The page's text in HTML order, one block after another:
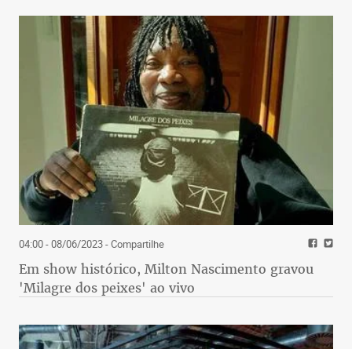
04:00 - 08/06/2023- Compartilhe
Em show histórico, Milton Nascimento gravou
'Milagre dos peixes' ao vivo